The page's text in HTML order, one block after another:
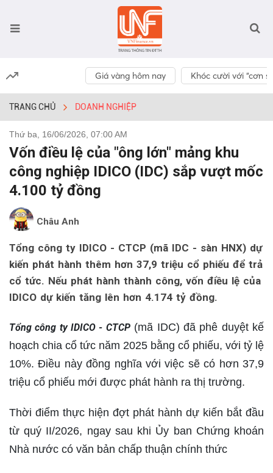
Giá vàng hôm nay Khóc cười với “cơn
TRANG CHỦ DOANH NGHIỆP
Thứ ba, 16/06/2026, 07:00 AM
Vốn điều lệ của "ông lớn" mảng khu
công nghiệp IDICO (IDC) sắp vượt mốc
4.100 tỷ đồng
Châu Anh
Tổng công ty IDICO - CTCP (mã IDC - sàn HNX) dự
kiến phát hành thêm hơn 37,9 triệu cổ phiếu để trả
cổ tức. Nếu phát hành thành công, vốn điều lệ của
IDICO dự kiến tăng lên hơn 4.174 tỷ đồng.
Tổng công ty IDICO - CTCP(mã IDC) đã phê duyệt kế
hoạch chia cổ tức năm 2025 bằng cổ phiếu, với tỷ lệ
10%. Điều này đồng nghĩa với việc sẽ có hơn 37,9
triệu cổ phiếu mới được phát hành ra thị trường.
Thời điểm thực hiện đợt phát hành dự kiến bắt đầu
từ quý II/2026, ngay sau khi Ủy ban Chứng khoán
Nhà nước có văn bản chấp thuận chính thức